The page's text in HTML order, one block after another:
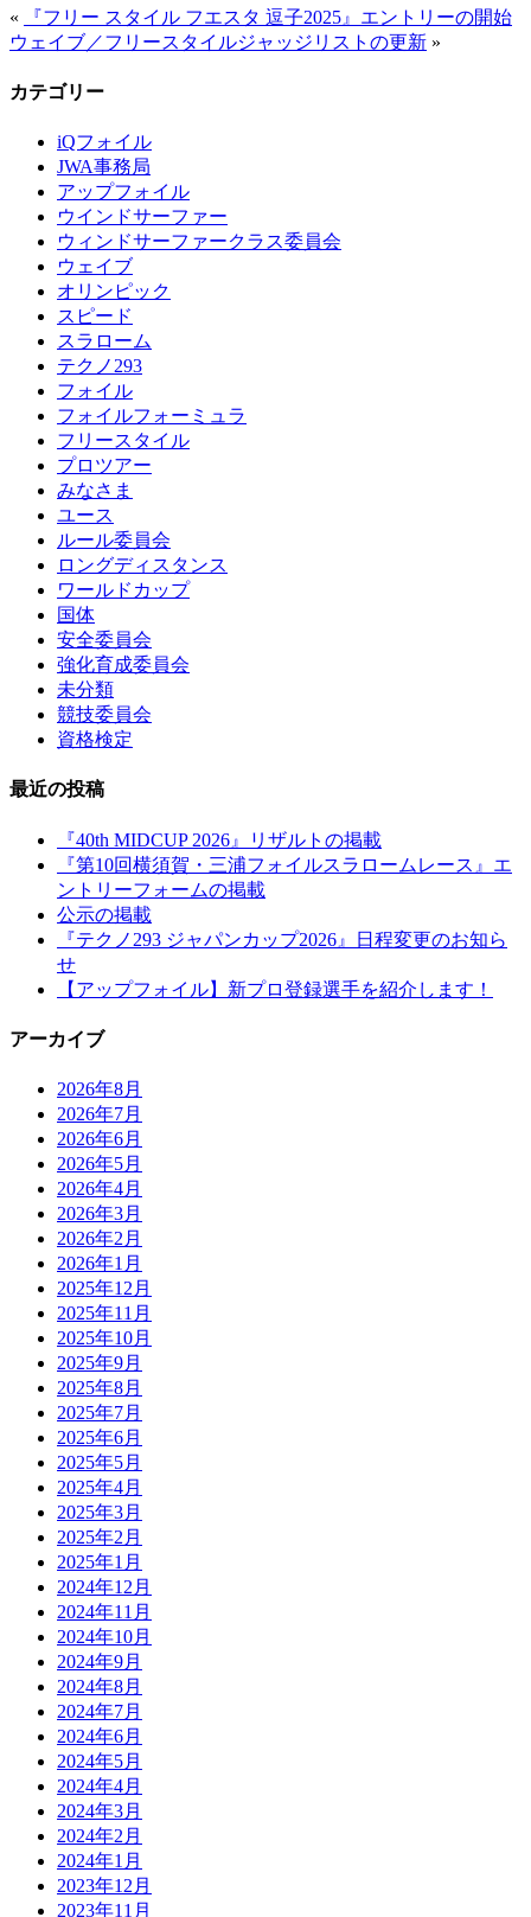
«
『フリー スタイル フエスタ 逗子2025』エントリーの開始
ウェイブ／フリースタイルジャッジリストの更新 »
カテゴリー
iQフォイル
JWA事務局
アップフォイル
ウインドサーファー
ウィンドサーファークラス委員会
ウェイブ
オリンピック
スピード
スラローム
テクノ293
フォイル
フォイルフォーミュラ
フリースタイル
プロツアー
みなさま
ユース
ルール委員会
ロングディスタンス
ワールドカップ
国体
安全委員会
強化育成委員会
未分類
競技委員会
資格検定
最近の投稿
『40th MIDCUP 2026』リザルトの掲載
『第10回横須賀・三浦フォイルスラロームレース』エ
ントリーフォームの掲載
公示の掲載
『テクノ293 ジャパンカップ2026』日程変更のお知ら
せ
【アップフォイル】新プロ登録選手を紹介します！
アーカイブ
2026年8月
2026年7月
2026年6月
2026年5月
2026年4月
2026年3月
2026年2月
2026年1月
2025年12月
2025年11月
2025年10月
2025年9月
2025年8月
2025年7月
2025年6月
2025年5月
2025年4月
2025年3月
2025年2月
2025年1月
2024年12月
2024年11月
2024年10月
2024年9月
2024年8月
2024年7月
2024年6月
2024年5月
2024年4月
2024年3月
2024年2月
2024年1月
2023年12月
2023年11月